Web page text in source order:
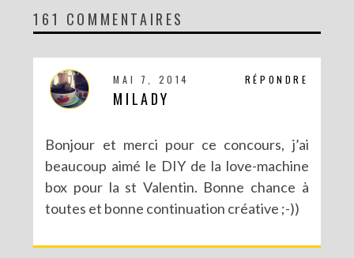
CONCOURS AVEC SERGENT MAJOR
161 COMMENTAIRES
RÉPONDRE
MAI 7, 2014
MILADY
Bonjour et merci pour ce concours, j’ai
beaucoup aimé le DIY de la love-machine
box pour la st Valentin. Bonne chance à
toutes et bonne continuation créative ;-))